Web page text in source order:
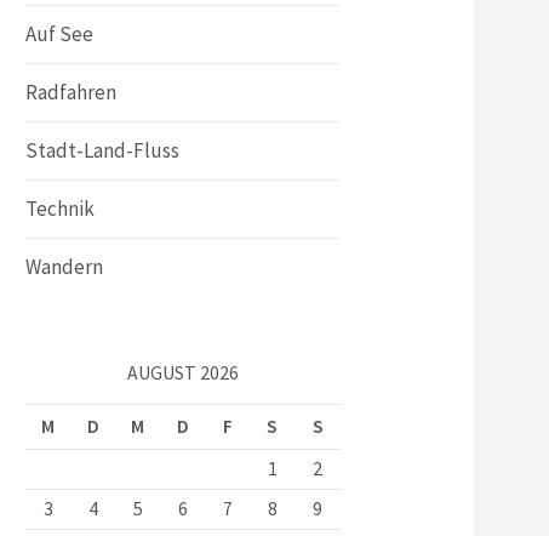
Auf See
Radfahren
Stadt-Land-Fluss
Technik
Wandern
AUGUST 2026
M D M D F S
S
1
2
3
4 5 6 7 8
9